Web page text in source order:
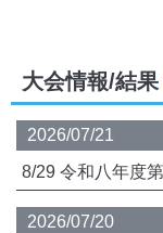
大会情報/結果
2026/07/21
2026/07/20